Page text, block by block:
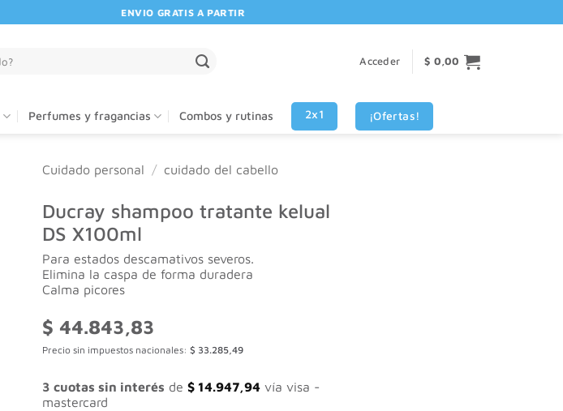
ENVIO GRATIS A PARTIR DE $80.000! 🚚 | 💳 3 CUOTAS SIN INTERES VISA - MASTERCARD
Acceder $ 0,00
Perfumes y fragancias Combos y rutinas 2x1 ¡Ofertas!
Cuidado personal / cuidado del cabello
Ducray shampoo tratante kelual
DS X100ml
Para estados descamativos severos.
Elimina la caspa de forma duradera
Calma picores
$ 44.843,83
Precio sin impuestos nacionales: $ 33.285,49
3 cuotas sin interés de $ 14.947,94 vía visa -
mastercard